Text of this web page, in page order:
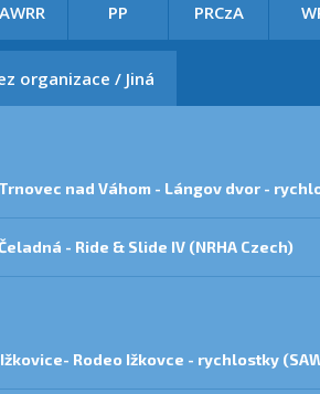
PP PRCzA
organizace / Jiná
nad Váhom - Lángov dvor -
- Ride & Slide IV (NRHA Czech)
Ižkovice- Rodeo Ižkovce - rychlostky